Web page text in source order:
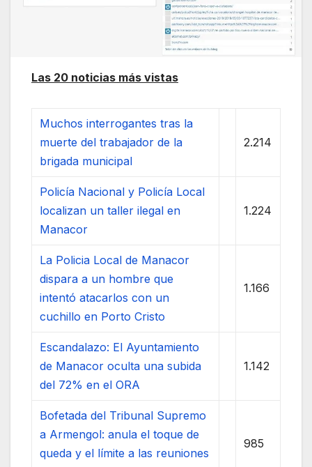
Las 20 noticias más vistas
Muchos interrogantes tras la
muerte del trabajador de la
brigada municipal
2.214
Policía Nacional y Policía Local
localizan un taller ilegal en
Manacor
1.224
La Policia Local de Manacor
dispara a un hombre que
intentó atacarlos con un
cuchillo en Porto Cristo
1.166
Escandalazo: El Ayuntamiento
de Manacor oculta una subida
del 72% en el ORA
1.142
Bofetada del Tribunal Supremo
a Armengol: anula el toque de
queda y el límite a las reuniones
985